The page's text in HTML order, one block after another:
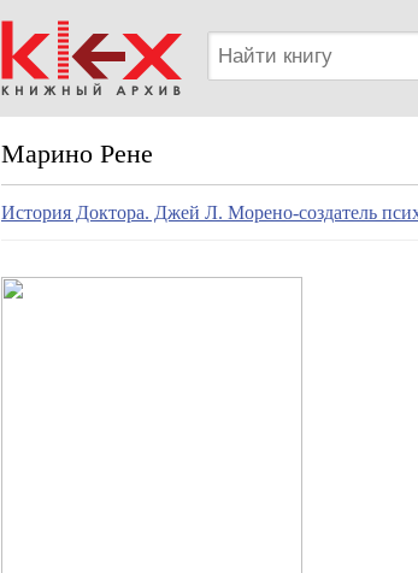
Марино Рене
История Доктора. Джей Л. Морено-создатель